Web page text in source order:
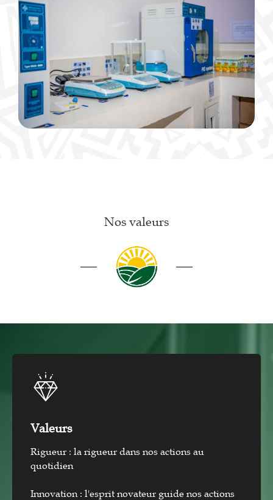
Nos valeurs
Valeurs
Rigueur : la rigueur dans nos actions au
quotidien
Innovation : l'esprit novateur guide nos actions